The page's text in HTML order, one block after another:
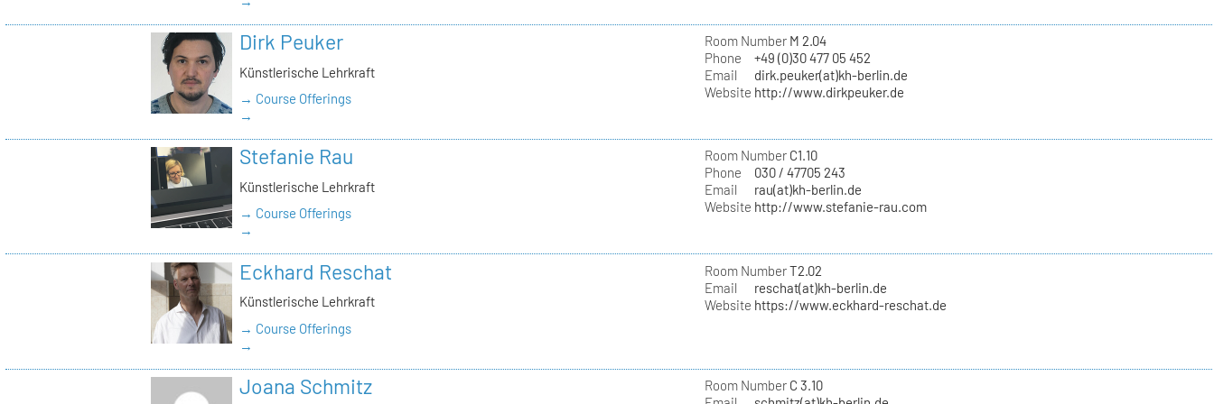
Dirk Peuker
Künstlerische Lehrkraft
→ Course Offerings
→
Room NumberM 2.04
Phone
+49 (0)30 477 05 452
Email
dirk.peuker(at)kh-berlin.de
Website http://www.dirkpeuker.de
Stefanie Rau
Künstlerische Lehrkraft
→ Course Offerings
→
Room NumberC1.10
Phone
030 / 47705 243
Email
rau(at)kh-berlin.de
Website http://www.stefanie-rau.com
Eckhard Reschat
Künstlerische Lehrkraft
→ Course Offerings
→
Room NumberT2.02
Email
reschat(at)kh-berlin.de
Website https://www.eckhard-reschat.de
Joana Schmitz Room NumberC 3.10